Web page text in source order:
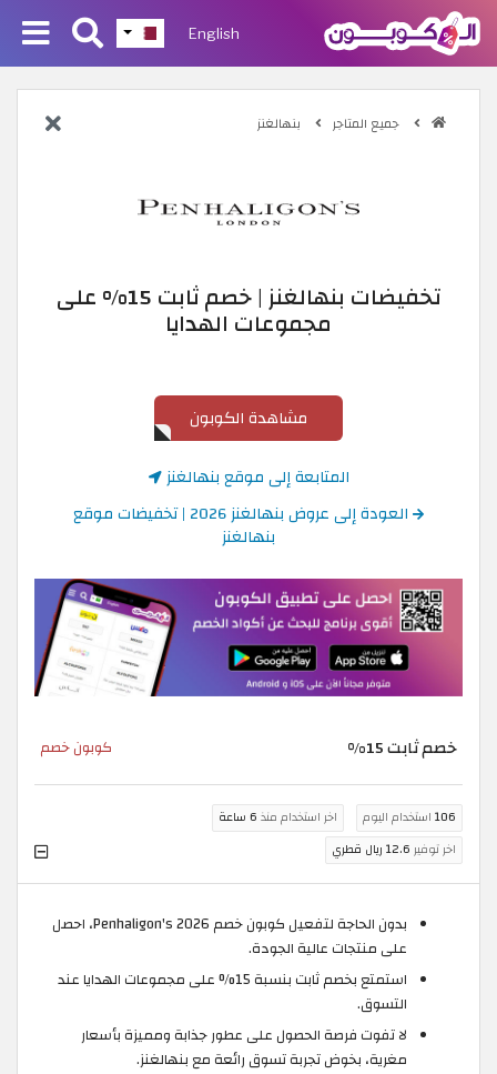
English
جميع المتاجر بنهالغنز
تخفيضات بنهالغنز | خصم ثابت 15% على
مجموعات الهدايا
مشاهدة الكوبون
المتابعة إلى موقع بنهالغنز
العودة إلى عروض بنهالغنز 2026 | تخفيضات موقع
بنهالغنز
خصم ثابت 15% كوبون خصم
106 استخدام اليوم اخر استخدام منذ 6 ساعة
اخر توفير 12.6 ريال قطري
بدون الحاجة لتفعيل كوبون خصم Penhaligon's 2026، احصل
على منتجات عالية الجودة.
استمتع بخصم ثابت بنسبة 15% على مجموعات الهدايا عند
التسوق.
لا تفوت فرصة الحصول على عطور جذابة ومميزة بأسعار
مغرية، بخوض تجربة تسوق رائعة مع بنهالغنز.